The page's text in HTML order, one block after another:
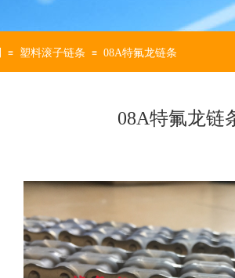
≡ 塑料滚子链条 ≡ 08A特氟龙链条
08A特氟龙链